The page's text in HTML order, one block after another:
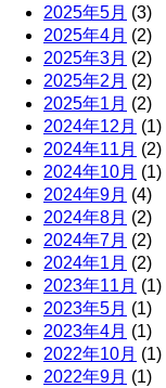
2025年5月 (3)
2025年4月 (2)
2025年3月 (2)
2025年2月 (2)
2025年1月 (2)
2024年12月 (1)
2024年11月 (2)
2024年10月 (1)
2024年9月 (4)
2024年8月 (2)
2024年7月 (2)
2024年1月 (2)
2023年11月 (1)
2023年5月 (1)
2023年4月 (1)
2022年10月 (1)
2022年9月 (1)